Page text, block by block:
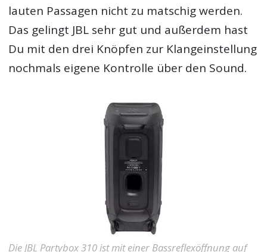
lauten Passagen nicht zu matschig werden.
Das gelingt JBL sehr gut und außerdem hast
Du mit den drei Knöpfen zur Klangeinstellung
nochmals eigene Kontrolle über den Sound.
Die JBL Partybox 310 ist mit einer Bassreflexöffnung auf